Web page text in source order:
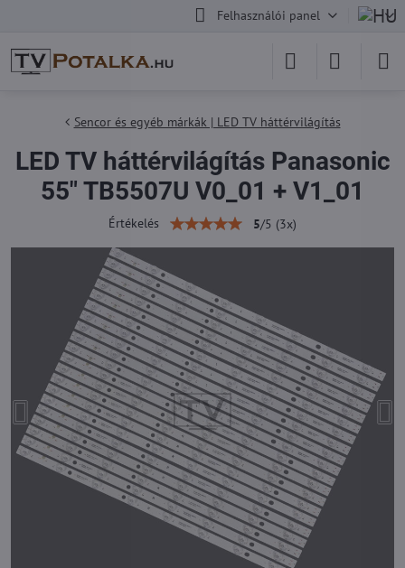
Felhasználói panel
Sencor és egyéb márkák | LED TV háttérvilágítás
LED TV háttérvilágítás Panasonic
55" TB5507U V0_01 + V1_01
Értékelés 5/5 (3x)